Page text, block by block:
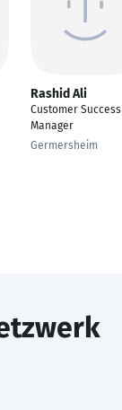
Rashid Ali
Customer Success
Manager
Germersheim